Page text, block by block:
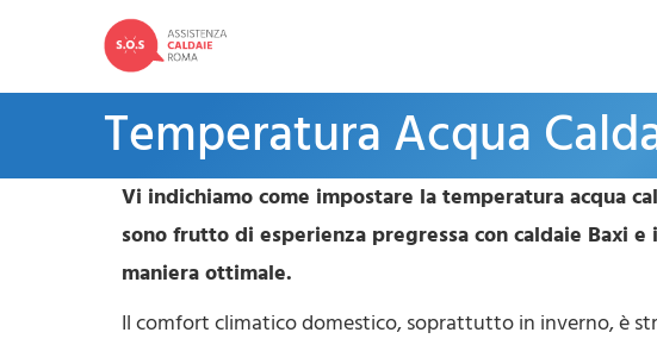
Temperatura Acqua
Vi indichiamo come impostare la temperatura acqua
sono frutto di esperienza pregressa con caldaie Baxi
maniera ottimale.
Il comfort climatico domestico, soprattutto in inverno, è